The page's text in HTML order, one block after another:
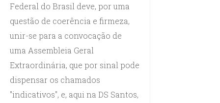
Federal do Brasil deve, por uma
questão de coerência e firmeza,
unir-se para a convocação de
uma Assembleia Geral
Extraordinária, que por sinal pode
dispensar os chamados
"indicativos", e, aqui na DS Santos,